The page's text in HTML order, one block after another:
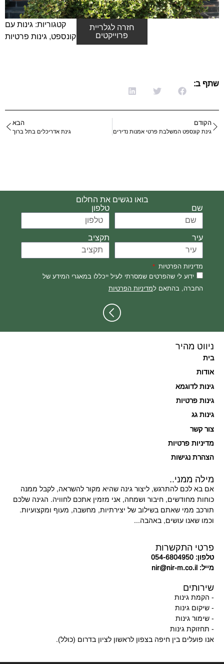
חזרה לגלריית
פרוייקטים
קטגוריות: גינות עם
קונספט, גינות פרטיות
שתף ב:
הקודם
גינת קונספט המשלבת פרטי אמנות נדירים
הבא
גינת אדריכלים בתל ברוך
בואו נגשים את החלום
מדיניות הפרטיות
ידוע לי שהפרטים שמסרתי לעיל ייכללו במאגרי המידע של
החברה, בהתאם למדיניות הפרטיות
שם טלפון
עיר תקציב
ניווט מהיר
בית
אודות
גינות לדוגמא
גינות פרטיות
גינות גג
צור קשר
מדיניות פרטיות
הצהרת נגישות
מילה ממני..
אם בא לכם להתרגש, ליצור גינה שהיא מקור להשראה, לקבל ממנה
כוחות מחודשים, חיבור ושמחה, אני מזמין אתכם לחוויה. הגינה שלכם
תורכב ממי שאתם בשילוב של יצירתיות, מחשבה, מעוף ומקצועיות.
וכמו שאנו עושים, באהבה...
פרטי התקשרות
טלפון: 054-6804950
מייל: nir@nir-m.co.il
שירותים
- הקמת גינות
- שיקום גינות
- שימור גינות
- תחזוקת גינות
אנו פועלים בין חיפה בצפון לראשון לציון בדרום (כולל).